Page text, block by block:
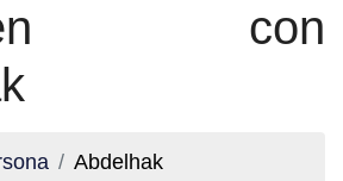
con
Abdelhak